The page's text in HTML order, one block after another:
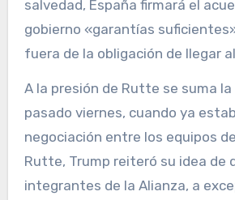
salvedad, España firmará el
gobierno «garantías
fuera de la obligación de llegar
A la presión de Rutte se suma la
pasado viernes, cuando ya
negociación entre los equipos
Rutte, Trump reiteró su idea de
integrantes de la Alianza, a